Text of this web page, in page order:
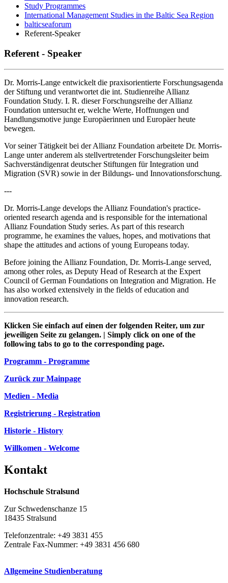
Study Programmes
International Management Studies in the Baltic Sea Region
balticseaforum
Referent-Speaker
Ref­er­ent - Speaker
Dr. Morris-Lange entwickelt die praxisorientierte Forschungsagenda
der Stiftung und verantwortet die int. Studienreihe Allianz
Foundation Study. I. R. dieser Forschungsreihe der Allianz
Foundation untersucht er, welche Werte, Hoffnungen und
Handlungsmotive junge Europäerinnen und Europäer heute
bewegen.
Vor seiner Tätigkeit bei der Allianz Foundation arbeitete Dr. Morris-
Lange unter anderem als stellvertretender Forschungsleiter beim
Sachverständigenrat deutscher Stiftungen für Integration und
Migration (SVR) sowie in der Bildungs- und Innovationsforschung.
---
Dr. Morris-Lange develops the Allianz Foundation's practice-
oriented research agenda and is responsible for the international
Allianz Foundation Study series. As part of this research
programme, he examines the values, hopes, and motivations that
shape the attitudes and actions of young Europeans today.
Before joining the Allianz Foundation, Dr. Morris-Lange served,
among other roles, as Deputy Head of Research at the Expert
Council of German Foundations on Integration and Migration. He
has also worked extensively in the fields of education and
innovation research.
Klicken Sie einfach auf einen der folgenden Reiter, um zur
jeweiligen Seite zu gelangen. | Simply click on one of the
following tabs to go to the corresponding page.
Programm - Programme
Zurück zur Mainpage
Medien - Media
Registrierung - Registration
Historie - History
Willkomen - Welcome
Kon­takt
Hochschule Stralsund
Zur Schwedenschanze 15
18435 Stralsund
Telefonzentrale: +49 3831 455
Zentrale Fax-Nummer: +49 3831 456 680
Allgemeine Studienberatung